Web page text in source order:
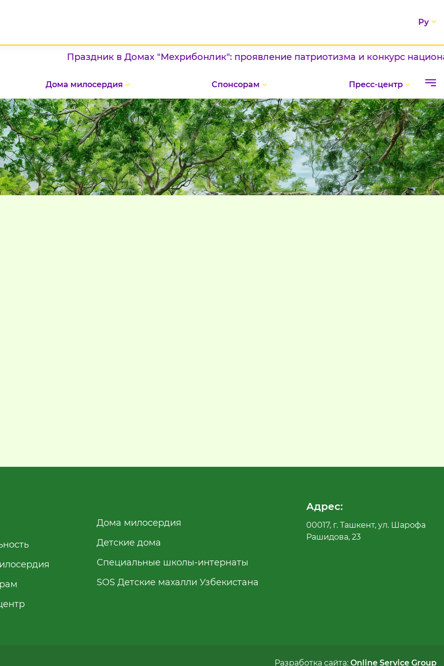
Ру
Праздник в Домах "Мехрибонлик": проявление патриотизма и конкурс
Дома милосердия Спонсорам Пресс-центр
Дома милосердия
Детские дома
Специальные школы-интернаты
SOS Детские махалли Узбекистана
Адрес:
00017, г. Ташкент, ул. Шарофа
Рашидова, 23
Разработка сайта: Online Service Group